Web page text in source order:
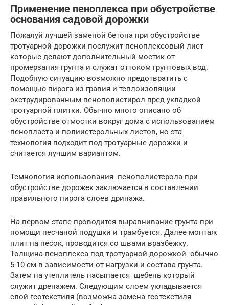
Применение пеноплекса при обустройстве
основания садовой дорожки
Пожалуй лучшей заменой бетона при обустройстве
тротуарной дорожки послужит пеноплексовый лист
которые делают дополнительный мостик от
промерзания грунта и служат оттоком грунтовых вод.
Подобную ситуацию возможно предотвратить с
помощью пирога из гравия и теплоизоляции
экструдированным пенополистирол пред укладкой
тротуарной плитки. Обычно много описано об
обустройстве отмостки вокруг дома с использованием
пенопласта и полиистерольных листов, но эта
технология подходит под тротуарные дорожки и
считается лучшим вариантом.
Темнология использования пенополистерола при
обустройстве дорожек заключается в составлении
правильного пирога слоев дринажа.
На первом этапе проводится выравнивание грунта при
помощи песчаной подушки и трамбуется. Далее монтаж
плит на песок, проводится со швами вразбежку.
Толщина пеноплекса под тротуарной дорожкой обычно
5-10 см в зависимости от нагрузки и состава грунта.
Затем на утеплитель насыпается щебень который
служит дренажем. Следующим слоем укладывается
слой геотекстиля (возможна замена геотекстиля